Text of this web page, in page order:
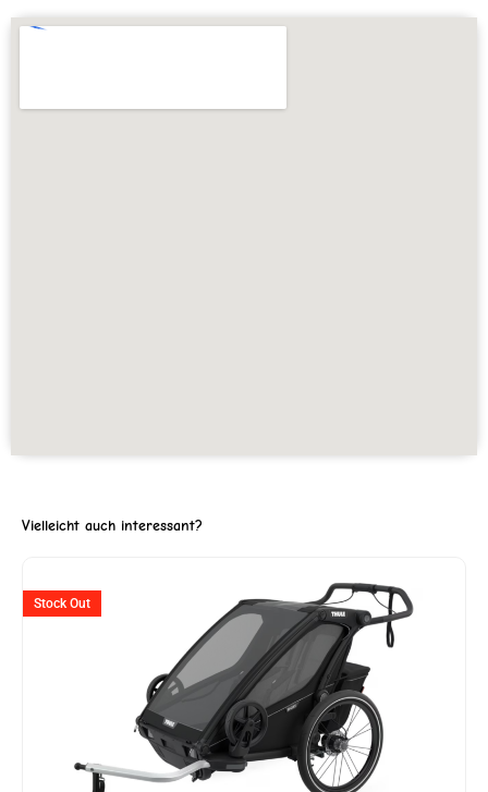
Vielleicht auch interessant?
Stock Out